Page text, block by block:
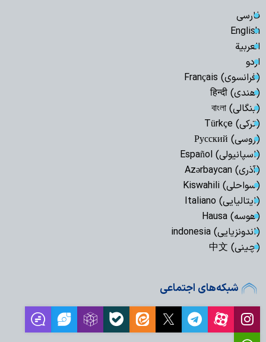
فارسی
English
العربیة
اردو
(فرانسوی) Français
(هندی) हिन्दी
(بنگالی) বাংলা
(ترکی) Türkçe
(روسی) Русский
(اسپانیولی) Español
(آذری) Azərbaycan
(سواحلی) Kiswahili
(ایتالیایی) Italiano
(هوسه) Hausa
(اندونزیایی) indonesia
(چینی) 中文
شبکه‌های اجتماعی